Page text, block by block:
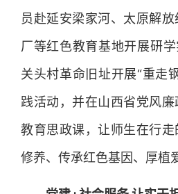
员赴延安梁家河、太原解
厂等红色教育基地开展研
关头村革命旧址开展“重走
践活动，并在山西省党风
教育思政课，让师生在行
修养、传承红色基因、厚植